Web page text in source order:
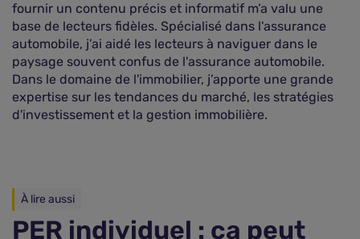
fournir un contenu précis et informatif m’a valu une
base de lecteurs fidèles. Spécialisé dans l'assurance
automobile, j’ai aidé les lecteurs à naviguer dans le
paysage souvent confus de l'assurance automobile.
Dans le domaine de l'immobilier, j’apporte une grande
expertise sur les tendances du marché, les stratégies
d'investissement et la gestion immobilière.
À lire aussi
PER individuel : ça peut